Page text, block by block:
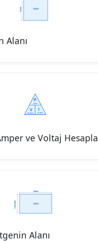
Alanı
ve Voltaj Hesapla
Alanı